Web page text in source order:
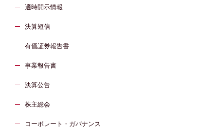
適時開示情報
決算短信
有価証券報告書
事業報告書
決算公告
株主総会
コーポレート・ガバナンス